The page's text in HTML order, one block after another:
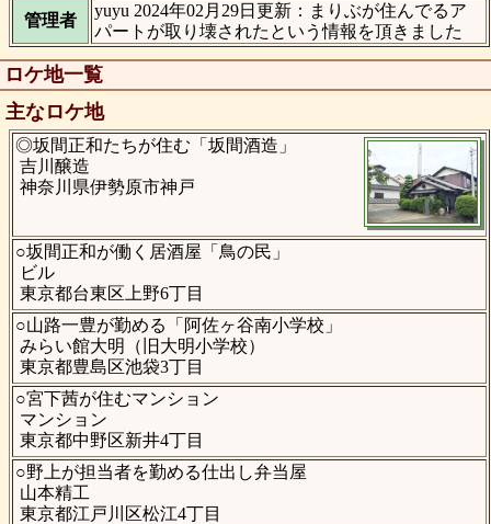
管理者
yuyu 2024年02月29日更新：まりぶが住んでるア
パートが取り壊されたという情報を頂きました
ロケ地一覧
主なロケ地
◎坂間正和たちが住む「坂間酒造」
吉川醸造
神奈川県伊勢原市神戸
○坂間正和が働く居酒屋「鳥の民」
ビル
東京都台東区上野6丁目
○山路一豊が勤める「阿佐ヶ谷南小学校」
みらい館大明（旧大明小学校）
東京都豊島区池袋3丁目
○宮下茜が住むマンション
マンション
東京都中野区新井4丁目
○野上が担当者を勤める仕出し弁当屋
山本精工
東京都江戸川区松江4丁目